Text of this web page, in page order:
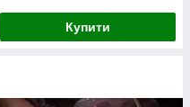
Купити